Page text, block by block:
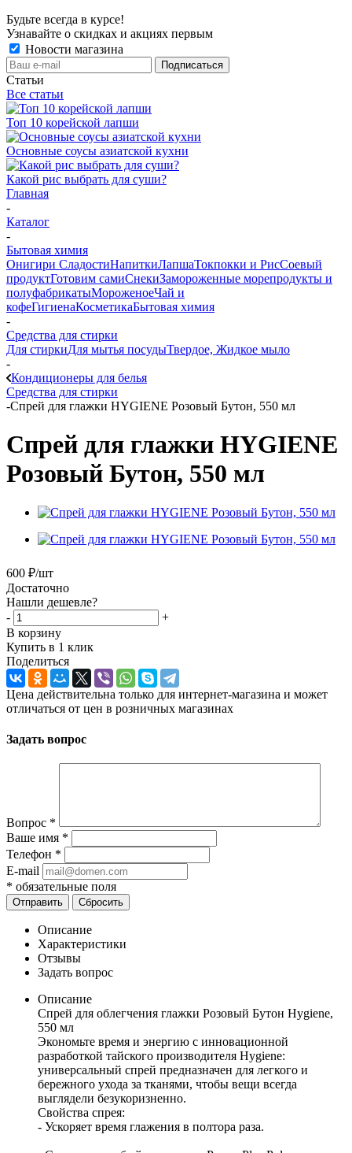
Будьте всегда в курсе!
Узнавайте о скидках и акциях первым
Новости магазина
Статьи
Все статьи
Топ 10 корейской лапши
Основные соусы азиатской кухни
Какой рис выбрать для суши?
Главная
-
Каталог
-
Бытовая химия
Онигири СладостиНапиткиЛапшаТокпокки и РисСоевый
продуктГотовим самиСнекиЗамороженные морепродукты и
полуфабрикатыМороженоеЧай и
кофеГигиенаКосметикаБытовая химия
-
Средства для стирки
Для стиркиДля мытья посудыТвердое, Жидкое мыло
-
Кондиционеры для белья
Средства для стирки
-Спрей для глажки HYGIENE Розовый Бутон, 550 мл
Спрей для глажки HYGIENE
Розовый Бутон, 550 мл
600 ₽/шт
Достаточно
Нашли дешевле?
-
+
В корзину
Купить в 1 клик
Поделиться
Цена действительна только для интернет-магазина и может
отличаться от цен в розничных магазинах
Задать вопрос
Вопрос *
Ваше имя *
Телефон *
E-mail
* обязательные поля
Отправить Сбросить
Описание
Характеристики
Отзывы
Задать вопрос
Описание
Спрей для облегчения глажки Розовый Бутон Hygiene,
550 мл
Экономьте время и энергию с инновационной
разработкой тайского производителя Hygiene:
универсальный спрей предназначен для легкого и
бережного ухода за тканями, чтобы вещи всегда
выглядели безукоризненно.
Свойства спрея:
- Ускоряет время глажения в полтора раза.